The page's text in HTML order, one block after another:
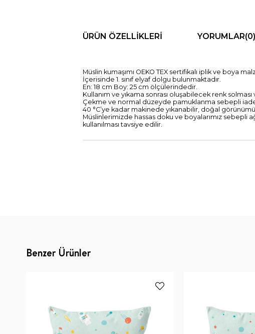
ÜRÜN ÖZELLIKLERI YORUMLAR(0)
Müslin kumaşımı OEKO TEX sertifikalı iplik ve boya
İçerisinde 1. sınıf elyaf dolgu bulunmaktadır.
En: 18 cm Boy: 25 cm ölçülerindedir.
Kullanım ve yıkama sonrası oluşabilecek renk
Çekme ve normal düzeyde pamuklanma sebepli
40 °C’ye kadar makinede yıkanabilir, doğal
Müslinlerimizde hassas doku ve boyalarımız sebepli
kullanılması tavsiye edilir.
Benzer Ürünler